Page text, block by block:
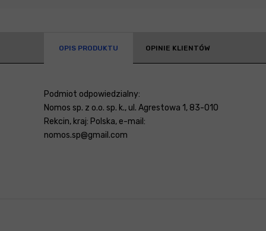
OPIS PRODUKTU OPINIE KLIENTÓW
Podmiot odpowiedzialny:
Nomos sp. z o.o. sp. k., ul. Agrestowa 1, 83-010
Rekcin, kraj: Polska, e-mail:
nomos.sp@gmail.com